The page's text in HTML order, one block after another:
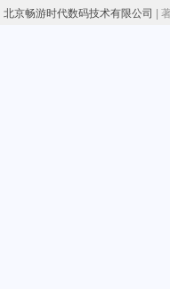
北京畅游时代数码技术有限公司 |